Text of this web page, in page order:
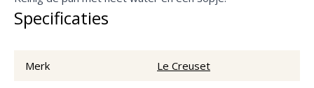
Specificaties
Merk Le Creuset